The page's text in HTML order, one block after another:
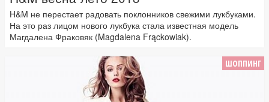
H&M не перестает радовать поклонников свежими лукбуками.
На это раз лицом нового лукбука стала известная модель
Магдалена Фраковяк (Magdalena Frąckowiak).
ШОППИНГ